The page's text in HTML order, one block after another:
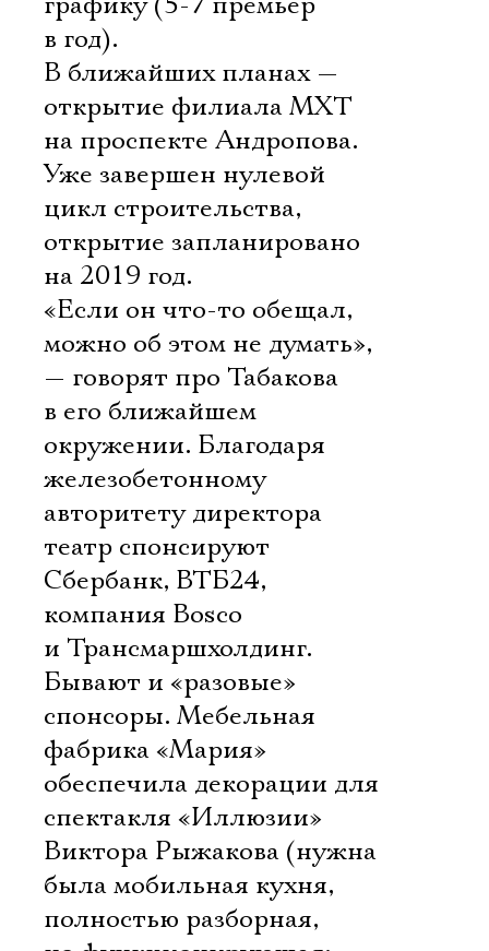
в год).
В ближайших планах —
открытие филиала МХТ
на проспекте Андропова.
Уже завершен нулевой
цикл строительства,
открытие запланировано
на 2019 год.
«Если он что-то обещал,
можно об этом не думать»,
— говорят про Табакова
в его ближайшем
окружении. Благодаря
железобетонному
авторитету директора
театр спонсируют
Сбербанк, ВТБ24,
компания Bosco
и Трансмаршхолдинг.
Бывают и «разовые»
спонсоры. Мебельная
фабрика «Мария»
обеспечила декорации для
спектакля «Иллюзии»
Виктора Рыжакова (нужна
была мобильная кухня,
полностью разборная,